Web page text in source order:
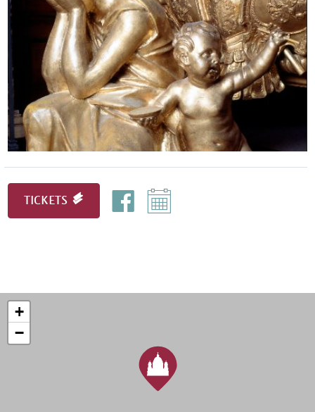
TICKETS
+
−